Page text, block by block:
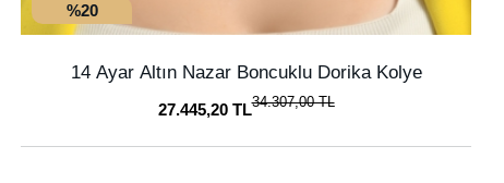
%20
14 Ayar Altın Nazar Boncuklu Dorika Kolye
27.445,20 TL34.307,00 TL